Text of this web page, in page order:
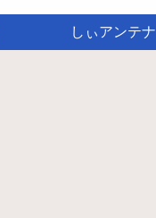
しぃアンテナ